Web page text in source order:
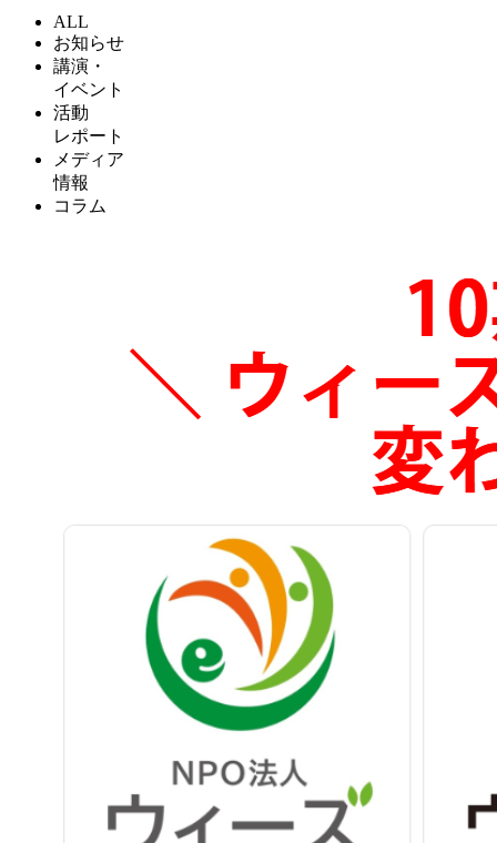
ALL
お知らせ
講演・
イベント
活動
レポート
メディア
情報
コラム